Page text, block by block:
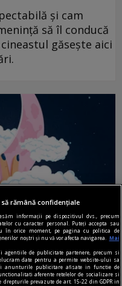
și cam
să îl conducă
găsește aici
rămână confidențiale
informații pe dispozitivul dvs., precum
cu caracter personal. Puteți accepta sau
în orice moment, pe pagina cu politica de
noștri și nu vă vor afecta navigarea.
Mai
de publicitate partenere, precum si
date pentru a permite website-ului sa
anunturile publicitare afisate in functie de
aferente retelelor de socializare si
prevazute de art. 15-22 din GDPR in